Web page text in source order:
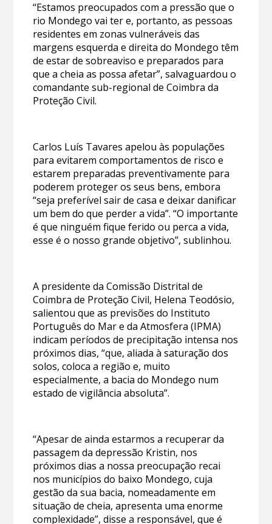
“Estamos preocupados com a pressão que o
rio Mondego vai ter e, portanto, as pessoas
residentes em zonas vulneráveis das
margens esquerda e direita do Mondego têm
de estar de sobreaviso e preparados para
que a cheia as possa afetar”, salvaguardou o
comandante sub-regional de Coimbra da
Proteção Civil.
Carlos Luís Tavares apelou às populações
para evitarem comportamentos de risco e
estarem preparadas preventivamente para
poderem proteger os seus bens, embora
“seja preferível sair de casa e deixar danificar
um bem do que perder a vida”. “O importante
é que ninguém fique ferido ou perca a vida,
esse é o nosso grande objetivo”, sublinhou.
A presidente da Comissão Distrital de
Coimbra de Proteção Civil, Helena Teodósio,
salientou que as previsões do Instituto
Português do Mar e da Atmosfera (IPMA)
indicam períodos de precipitação intensa nos
próximos dias, “que, aliada à saturação dos
solos, coloca a região e, muito
especialmente, a bacia do Mondego num
estado de vigilância absoluta”.
“Apesar de ainda estarmos a recuperar da
passagem da depressão Kristin, nos
próximos dias a nossa preocupação recai
nos municípios do baixo Mondego, cuja
gestão da sua bacia, nomeadamente em
situação de cheia, apresenta uma enorme
complexidade”, disse a responsável, que é